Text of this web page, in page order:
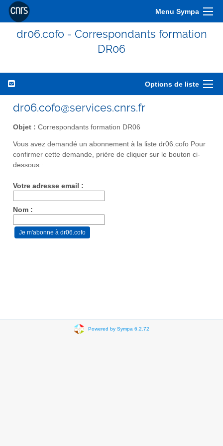
Menu Sympa
dr06.cofo - Correspondants formation
DR06
Options de liste
dr06.cofo@services.cnrs.fr
Objet : Correspondants formation DR06
Vous avez demandé un abonnement à la liste dr06.cofo Pour
confirmer cette demande, prière de cliquer sur le bouton ci-
dessous :
Votre adresse email :
Nom :
Powered by Sympa 6.2.72